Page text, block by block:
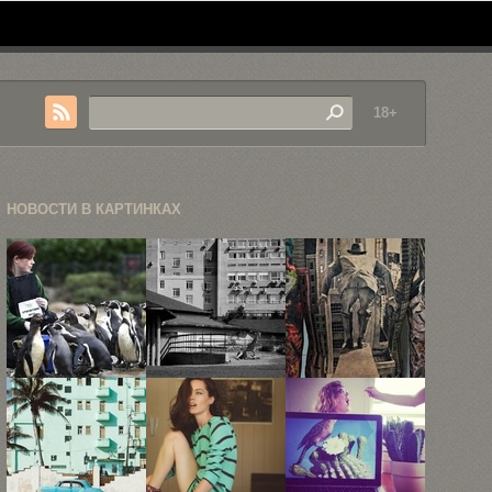
18+
НОВОСТИ В КАРТИНКАХ
Очаровательные
фотографии
животных
Лондонского
зоопарка
Животные,
застрявшие
в зоопарке
37 супер
реалистичных
и
качественных
...